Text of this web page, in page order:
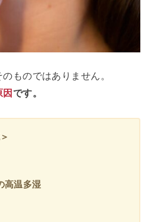
ものではありません。
です。
高温多湿